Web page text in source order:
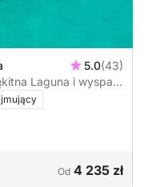
5.0(43)
Laguna i wyspa
Od 4 235 zł